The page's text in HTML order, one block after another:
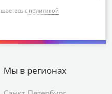
с политикой
Мы в регионах